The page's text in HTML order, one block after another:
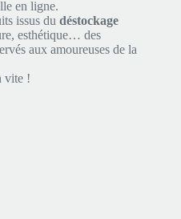
en ligne.
issus du déstockage
esthétique… des
aux amoureuses de la
vite !